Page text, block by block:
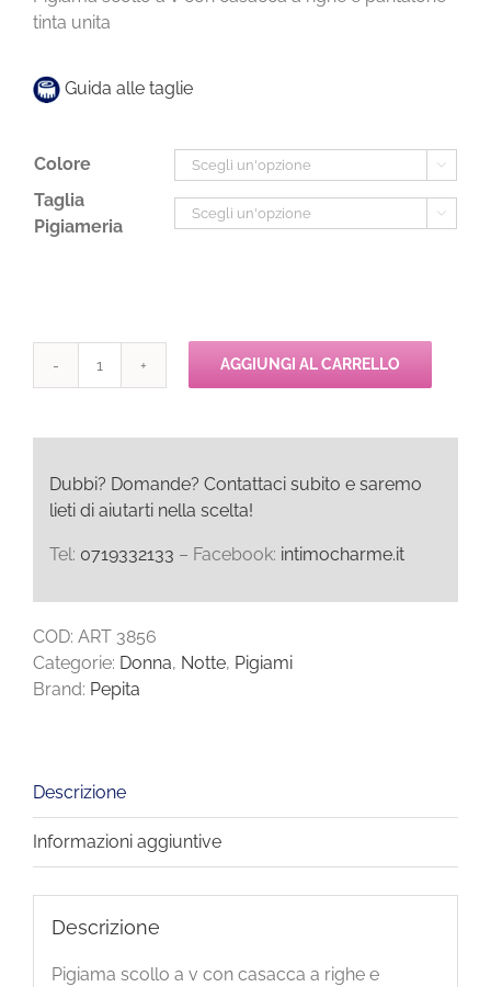
tinta unita
Guida alle taglie
Colore 
Taglia
Pigiameria

Pepita
quantità
AGGIUNGI AL CARRELLO
Dubbi? Domande? Contattaci subito e saremo
lieti di aiutarti nella scelta!
Tel: 0719332133 – Facebook: intimocharme.it
COD: ART 3856
Categorie: Donna, Notte, Pigiami
Brand: Pepita
Descrizione
Informazioni aggiuntive
Descrizione
Pigiama scollo a v con casacca a righe e